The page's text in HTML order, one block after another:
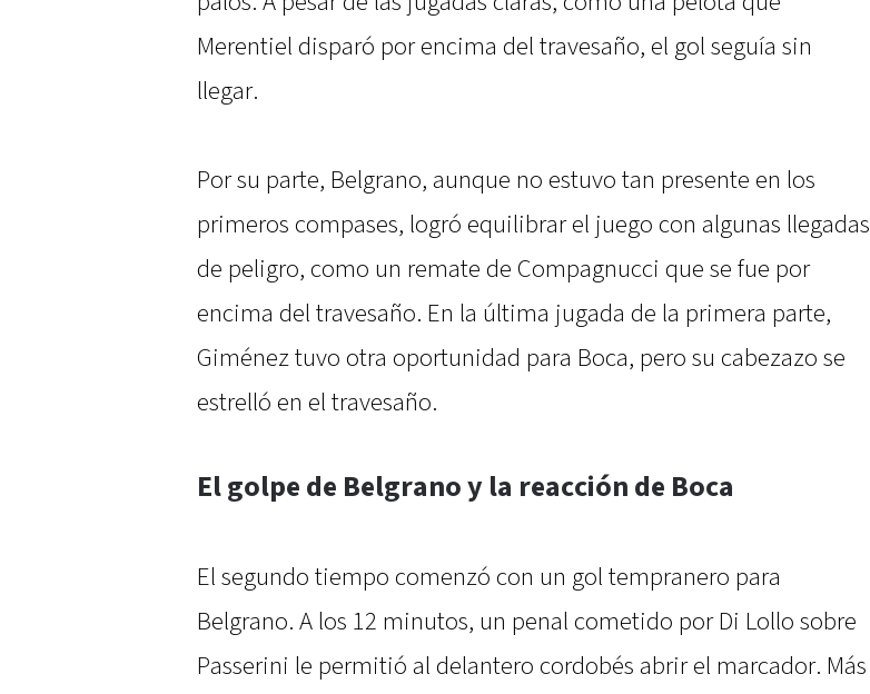
Merentiel disparó por encima del travesaño, el gol seguía sin
llegar.
Por su parte, Belgrano, aunque no estuvo tan presente en los
primeros compases, logró equilibrar el juego con algunas llegadas
de peligro, como un remate de Compagnucci que se fue por
encima del travesaño. En la última jugada de la primera parte,
Giménez tuvo otra oportunidad para Boca, pero su cabezazo se
estrelló en el travesaño.
El golpe de Belgrano y la reacción de Boca
El segundo tiempo comenzó con un gol tempranero para
Belgrano. A los 12 minutos, un penal cometido por Di Lollo sobre
Passerini le permitió al delantero cordobés abrir el marcador. Más